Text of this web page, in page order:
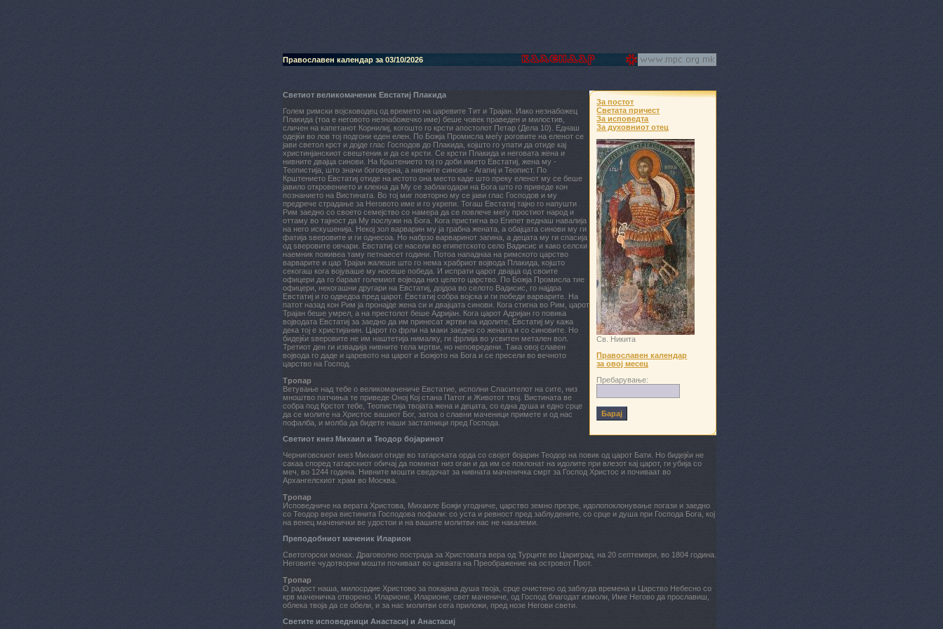
Православен календар за 03/10/2026
За постот
Светата причест
За исповедта
За духовниот отец
Св. Никита
Православен календар
за овој месец
Пребарување:
Светиот великомаченик Евстатиј Плакида
Голем римски војсководец од времето на царевите Тит и Трајан. Иако незнабожец
Плакида (тоа е неговото незнабожечко име) беше човек праведен и милостив,
сличен на капетанот Корнилиј, когошто го крсти апостолот Петар (Дела 10). Еднаш
одејќи во лов тој подгони еден елен. По Божја Промисла меѓу роговите на еленот се
јави светол крст и дојде глас Господов до Плакида, којшто го упати да отиде кај
христинјанскиот свештеник и да се крсти. Се крсти Плакида и неговата жена и
нивните двајца синови. На Крштението тој го доби името Евстатиј, жена му -
Теопистија, што значи боговерна, а нивните синови - Агапиј и Теопист. По
Крштението Евстатиј отиде на истото она место каде што преку еленот му се беше
јавило откровението и клекна да Му се заблагодари на Бога што го приведе кон
познанието на Вистината. Во тој миг повторно му се јави глас Господов и му
предрече страдање за Неговото име и го укрепи. Тогаш Евстатиј тајно го напушти
Рим заедно со своето семејство со намера да се повлече меѓу простиот народ и
оттаму во тајност да Му послужи на Бога. Кога пристигна во Египет веднаш навалија
на него искушенија. Некој зол варварин му ја грабна жената, а обајцата синови му ги
фатија ѕверовите и ги однесоа. Но набрзо варваринот загина, а децата му ги спасија
од ѕверовите овчари. Евстатиј се насели во египетското село Вадисис и како селски
наемник поживеа таму петнаесет години. Потоа нападнаа на римското царство
варварите и цар Трајан жалеше што го нема храбриот војвода Плакида, којшто
секогаш кога војуваше му носеше победа. И испрати царот двајца од своите
офицери да го бараат големиот војвода низ целото царство. По Божја Промисла тие
офицери, некогашни другари на Евстатиј, дојдоа во селото Вадисис, го најдоа
Евстатиј и го одведоа пред царот. Евстатиј собра војска и ги победи варварите. На
патот назад кон Рим ја пронајде жена си и двајцата синови. Кога стигна во Рим, царот
Трајан беше умрел, а на престолот беше Адријан. Кога царот Адријан го повика
војводата Евстатиј за заедно да им принесат жртви на идолите, Евстатиј му кажа
дека тој е христијанин. Царот го фрли на маки заедно со жената и со синовите. Но
бидејќи ѕверовите не им наштетија нималку, ги фрлија во усвитен метален вол.
Третиот ден ги извадија нивните тела мртви, но неповредени. Така овој славен
војвода го даде и царевото на царот и Божјото на Бога и се пресели во вечното
царство на Господ.
Тропар
Ветување над тебе о великомачениче Евстатие, исполни Спасителот на сите, низ
мноштво патчиња те приведе Оној Кој стана Патот и Животот твој. Вистината ве
собра под Крстот тебе, Теопистија твојата жена и децата, со една душа и едно срце
да се молите на Христос вашиот Бог, затоа о славни маченици примете и од нас
пофалба, и молба да бидете наши застапници пред Господа.
Светиот кнез Михаил и Теодор бојаринот
Черниговскиот кнез Михаил отиде во татарската орда со својот бојарин Теодор на повик од царот Бати. Но бидејќи не
сакаа според татарскиот обичај да поминат низ оган и да им се поклонат на идолите при влезот кај царот, ги убија со
меч, во 1244 година. Нивните мошти сведочат за нивната маченичка смрт за Господ Христос и почиваат во
Архангелскиот храм во Москва.
Тропар
Исповедниче на верата Христова, Михаиле Божји угодниче, царство земно презре, идолопоклонување погази и заедно
со Теодор вера вистинита Господова пофали: со уста и ревност пред заблудените, со срце и душа при Господа Бога, кој
на венец маченички ве удостои и на вашите молитви нас нe накалеми.
Преподобниот маченик Иларион
Светогорски монах. Драговолно пострада за Христовата вера од Турците во Цариград, на 20 септември, во 1804 година.
Неговите чудотворни мошти почиваат во црквата на Преображение на островот Прот.
Тропар
О радост наша, милосрдие Христово за покајана душа твоја, срце очистено од заблуда времена и Царство Небесно со
крв маченичка отворено. Иларионе, Иларионе, свет мачениче, од Господ благодат измоли, Име Негово да прославиш,
облека твоја да се обели, и за нас молитви сега приложи, пред нозе Негови свети.
Светите исповедници Aнастасиј и Aнастасиј